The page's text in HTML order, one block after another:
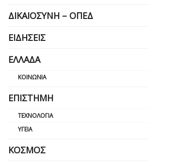
ΔΙΚΑΙΟΣΎΝΗ – ΟΠΕΔ
ΕΙΔΉΣΕΙΣ
ΕΛΛΆΔΑ
ΚΟΙΝΩΝΊΑ
ΕΠΙΣΤΉΜΗ
ΤΕΧΝΟΛΟΓΊΑ
ΥΓΕΊΑ
ΚΌΣΜΟΣ